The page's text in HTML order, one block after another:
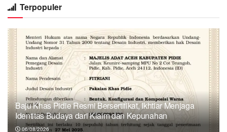
Terpopuler
Baju Khas Pidie Resmi Bersertifikat, Ikhtiar Menjaga
Identitas Budaya dari Klaim dan Kepunahan
06/08/2026